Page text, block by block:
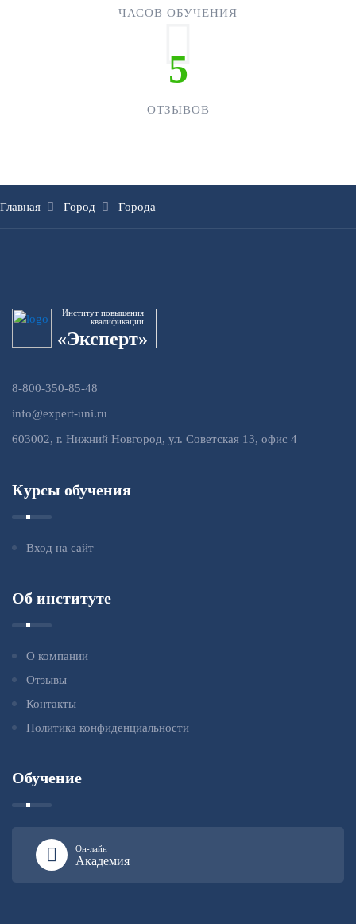
ЧАСОВ ОБУЧЕНИЯ
5
ОТЗЫВОВ
Главная Город Города
Институт повышения
квалификации
«Эксперт»
8-800-350-85-48
info@expert-uni.ru
603002, г. Нижний Новгород, ул. Советская 13, офис 4
Курсы обучения
Вход на сайт
Об институте
О компании
Отзывы
Контакты
Политика конфиденциальности
Обучение
Он-лайн
Академия